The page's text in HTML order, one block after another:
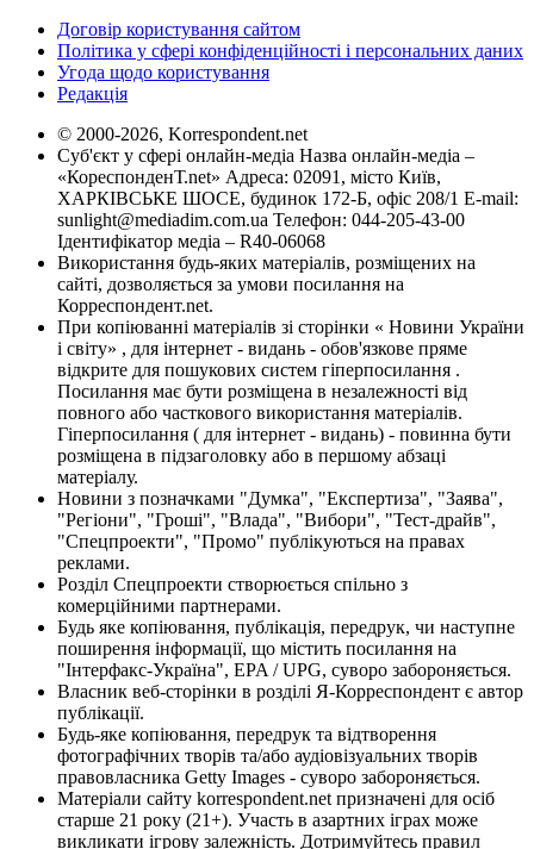
Договір користування сайтом
Політика у сфері конфіденційності і персональних даних
Угода щодо користування
Редакція
© 2000-2026, Korrespondent.net
Суб'єкт у сфері онлайн-медіа Назва онлайн-медіа –
«КореспонденТ.net» Адреса: 02091, місто Київ,
ХАРКІВСЬКЕ ШОСЕ, будинок 172-Б, офіс 208/1 E-mail:
sunlight@mediadim.com.ua Телефон: 044-205-43-00
Ідентифікатор медіа – R40-06068
Використання будь-яких матеріалів, розміщених на
сайті, дозволяється за умови посилання на
Корреспондент.net.
При копіюванні матеріалів зі сторінки « Новини України
і світу» , для інтернет - видань - обов'язкове пряме
відкрите для пошукових систем гіперпосилання .
Посилання має бути розміщена в незалежності від
повного або часткового використання матеріалів.
Гіперпосилання ( для інтернет - видань) - повинна бути
розміщена в підзаголовку або в першому абзаці
матеріалу.
Новини з позначками "Думка", "Експертиза", "Заява",
"Регіони", "Гроші", "Влада", "Вибори", "Тест-драйв",
"Спецпроекти", "Промо" публікуються на правах
реклами.
Розділ Спецпроекти створюється спільно з
комерційними партнерами.
Будь яке копіювання, публікація, передрук, чи наступне
поширення інформації, що містить посилання на
"Інтерфакс-Україна", EPA / UPG, суворо забороняється.
Власник веб-сторінки в розділі Я-Корреспондент є автор
публікації.
Будь-яке копіювання, передрук та відтворення
фотографічних творів та/або аудіовізуальних творів
правовласника Getty Images - суворо забороняється.
Матеріали сайту korrespondent.net призначені для осіб
старше 21 року (21+). Участь в азартних іграх може
викликати ігрову залежність. Дотримуйтесь правил